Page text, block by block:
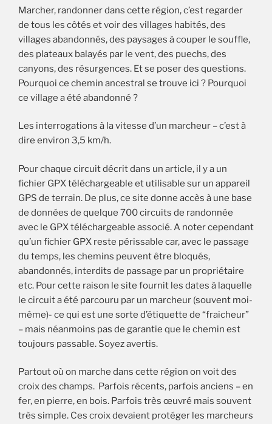
Marcher, randonner dans cette région, c’est regarder
de tous les côtés et voir des villages habités, des
villages abandonnés, des paysages à couper le souffle,
des plateaux balayés par le vent, des puechs, des
canyons, des résurgences. Et se poser des questions.
Pourquoi ce chemin ancestral se trouve ici ? Pourquoi
ce village a été abandonné ?
Les interrogations à la vitesse d’un marcheur – c’est à
dire environ 3,5 km/h.
Pour chaque circuit décrit dans un article, il y a un
fichier GPX téléchargeable et utilisable sur un appareil
GPS de terrain. De plus, ce site donne accès à une base
de données de quelque 700 circuits de randonnée
avec le GPX téléchargeable associé. A noter cependant
qu’un fichier GPX reste périssable car, avec le passage
du temps, les chemins peuvent être bloqués,
abandonnés, interdits de passage par un propriétaire
etc. Pour cette raison le site fournit les dates à laquelle
le circuit a été parcouru par un marcheur (souvent moi-
même)- ce qui est une sorte d’étiquette de “fraicheur”
– mais néanmoins pas de garantie que le chemin est
toujours passable. Soyez avertis.
Partout où on marche dans cette région on voit des
croix des champs. Parfois récents, parfois anciens – en
fer, en pierre, en bois. Parfois très œuvré mais souvent
très simple. Ces croix devaient protéger les marcheurs